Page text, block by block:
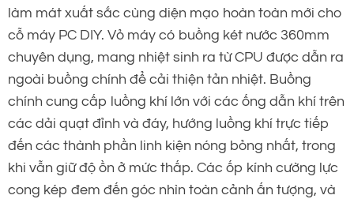
làm mát xuất sắc cùng diện mạo hoàn toàn mới cho
cỗ máy PC DIY. Vỏ máy có buồng két nước 360mm
chuyên dụng, mang nhiệt sinh ra từ CPU được dẫn ra
ngoài buồng chính để cải thiện tản nhiệt. Buồng
chính cung cấp luồng khí lớn với các ống dẫn khí trên
các dải quạt đỉnh và đáy, hướng luồng khí trực tiếp
đến các thành phần linh kiện nóng bỏng nhất, trong
khi vẫn giữ độ ồn ở mức thấp. Các ốp kính cường lực
cong kép đem đến góc nhìn toàn cảnh ấn tượng, và